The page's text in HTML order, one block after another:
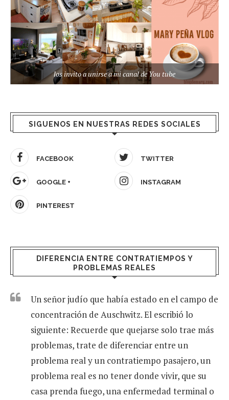
los invito a unirse a mi canal de You tube
SIGUENOS EN NUESTRAS REDES SOCIALES
FACEBOOK TWITTER
GOOGLE + INSTAGRAM
PINTEREST
DIFERENCIA ENTRE CONTRATIEMPOS Y
PROBLEMAS REALES
Un señor judío que había estado en el campo de
concentración de Auschwitz. El escribió lo
siguiente: Recuerde que quejarse solo trae más
problemas, trate de diferenciar entre un
problema real y un contratiempo pasajero, un
problema real es no tener donde vivir, que su
casa prenda fuego, una enfermedad terminal o